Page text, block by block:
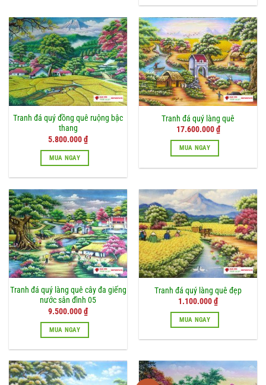
Tranh đá quý đồng quê ruộng bậc
thang
5.800.000₫
MUA NGAY
Tranh đá quý làng quê
17.600.000₫
MUA NGAY
Tranh đá quý làng quê cây đa giếng
nước sân đình 05
9.500.000₫
MUA NGAY
Tranh đá quý làng quê đẹp
1.100.000₫
MUA NGAY